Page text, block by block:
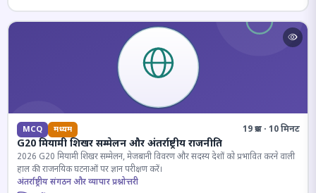
MCQ मध्यम 19 प्रश्न · 10 मिनट
G20 मियामी शिखर सम्मेलन और अंतर्राष्ट्रीय राजनीति
2026 G20 मियामी शिखर सम्मेलन, मेजबानी विवरण और सदस्य देशों को प्रभावित करने वाली
हाल की राजनयिक घटनाओं पर ज्ञान परीक्षण करें।
अंतर्राष्ट्रीय संगठन और व्यापार प्रश्नोत्तरी